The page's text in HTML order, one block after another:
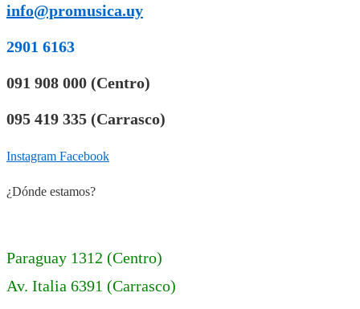
info@promusica.uy
2901 6163
091 908 000 (Centro)
095 419 335 (Carrasco)
Instagram Facebook
¿Dónde estamos?
Paraguay 1312 (Centro)
Av. Italia 6391 (Carrasco)